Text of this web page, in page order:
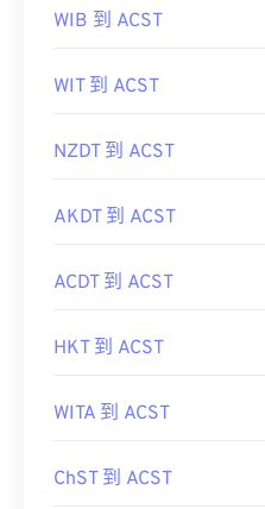
WIB 到 ACST
WIT 到 ACST
NZDT 到 ACST
AKDT 到 ACST
ACDT 到 ACST
HKT 到 ACST
WITA 到 ACST
ChST 到 ACST